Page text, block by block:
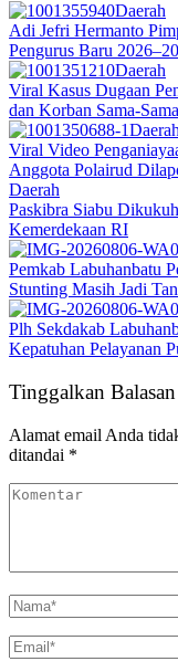
Daerah
Adi Jefri Hermanto
Pengurus Baru
Daerah
Viral Kasus Dugaan
dan Korban Sama-
Daerah
Viral Video
Anggota Polairud
Daerah
Paskibra Siabu
Kemerdekaan RI
Pemkab Labuhanbatu
Stunting Masih Jadi
Plh Sekdakab
Kepatuhan Pelayanan
Tinggalkan Balasan
Alamat email Anda
ditandai *